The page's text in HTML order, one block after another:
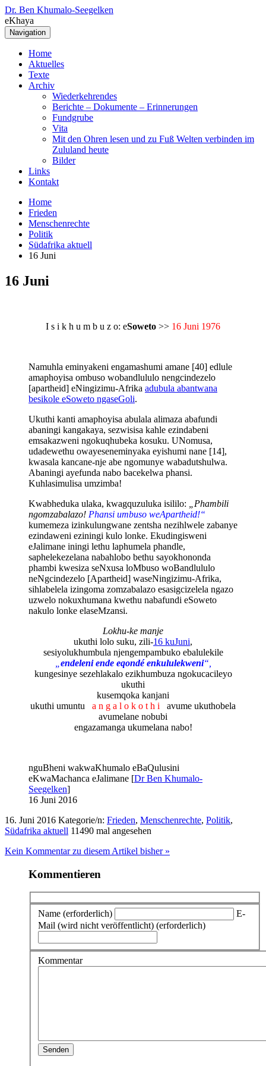
Dr. Ben Khumalo-Seegelken
eKhaya
Navigation
Home
Aktuelles
Texte
Archiv
Wiederkehrendes
Berichte – Dokumente – Erinnerungen
Fundgrube
Vita
Mit den Ohren lesen und zu Fuß Welten verbinden im
Zululand heute
Bilder
Links
Kontakt
Home
Frieden
Menschenrechte
Politik
Südafrika aktuell
16 Juni
16 Juni
I s i k h u m b u z o: eSoweto >> 16 Juni 1976
Namuhla eminyakeni engamashumi amane [40] edlule
amaphoyisa ombuso wobandlululo nengcindezelo
[apartheid] eNingizimu-Afrika adubula abantwana
besikole eSoweto ngaseGoli.
Ukuthi kanti amaphoyisa abulala alimaza abafundi
abaningi kangakaya, sezwisisa kahle ezindabeni
emsakazweni ngokuqhubeka kosuku. UNomusa,
udadewethu owayeseneminyaka eyishumi nane [14],
kwasala kancane-nje abe ngomunye wabadutshulwa.
Abaningi ayefunda nabo bacekelwa phansi.
Kuhlasimulisa umzimba!
Kwabheduka ulaka, kwagquzuluka isililo:
„Phambili
ngomzabalazo! Phansi umbuso weApartheid!“
kumemeza izinkulungwane zentsha nezihlwele zabanye
ezindaweni eziningi kulo lonke. Ekudingisweni
eJalimane iningi lethu laphumela phandle,
saphelekezelana nabahlobo bethu sayokhononda
phambi kwesiza seNxusa loMbuso woBandlululo
neNgcindezelo [Apartheid] waseNingizimu-Afrika,
sihlabelela izingoma zomzabalazo esasigcizelela ngazo
uzwelo nokuxhumana kwethu nabafundi eSoweto
nakulo lonke elaseMzansi.
Lokhu-ke manje
ukuthi lolo suku, zili-16 kuJuni,
sesiyolukhumbula njengempambuko ebalulekile
endeleni ende eqondé enkululekweni“,
kungesinye sezehlakalo ezikhumbuza ngokucacileyo
ukuthi
kusemqoka kanjani
ukuthi umuntu a n g a l o k o t h i avume ukuthobela
avumelane nobubi
engazamanga ukumelana nabo!
nguBheni wakwaKhumalo eBaQulusini
eKwaMachanca eJalimane [Dr Ben Khumalo-
Seegelken]
16 Juni 2016
16. Juni 2016 Kategorie/n: Frieden, Menschenrechte, Politik,
Südafrika aktuell 11490 mal angesehen
Kein Kommentar zu diesem Artikel bisher »
Kommentieren
Name (erforderlich)
E-
Mail (wird nicht veröffentlicht) (erforderlich)
Kommentar